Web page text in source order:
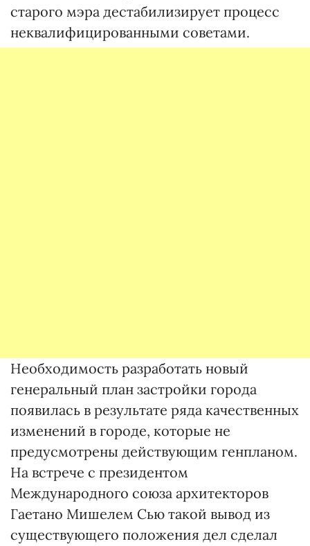
старого мэра дестабилизирует процесс
неквалифицированными советами.
Необходимость разработать новый
генеральный план застройки города
появилась в результате ряда качественных
изменений в городе, которые не
предусмотрены действующим генпланом.
На встрече с президентом
Международного союза архитекторов
Гаетано Мишелем Сью такой вывод из
существующего положения дел сделал